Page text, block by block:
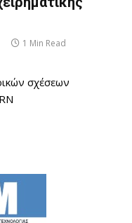
1 Min Read
σχέσεων